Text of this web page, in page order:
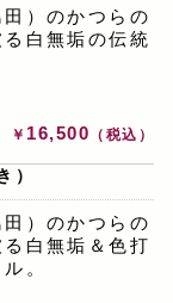
）のかつらの
る白無垢の伝統
￥ 16,500 （税込）
）
）のかつらの
る白無垢＆色打
。